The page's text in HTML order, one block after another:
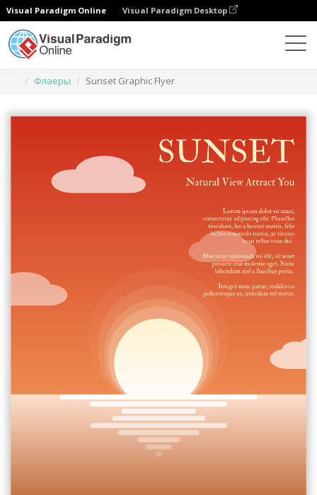
Visual Paradigm Online Visual Paradigm Desktop
Флаеры
Sunset Graphic Flyer